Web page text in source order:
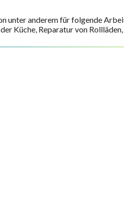
unter anderem für folgende
Küche, Reparatur von